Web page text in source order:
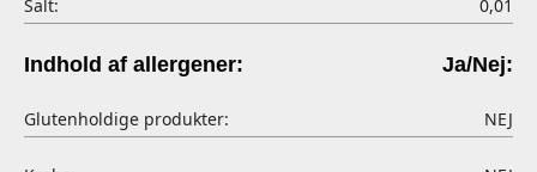
Salt: 0,01
Indhold af allergener: Ja/Nej:
Glutenholdige produkter: NEJ